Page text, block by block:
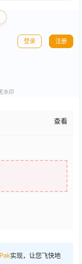
登录 注册
水印
查看
实现，让您飞快地